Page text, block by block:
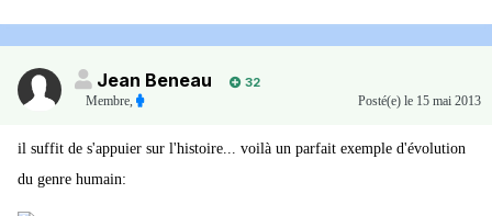
Jean Beneau
32
Membre, Posté(e) le 15 mai 2013
il suffit de s'appuier sur l'histoire... voilà un parfait exemple d'évolution
du genre humain: